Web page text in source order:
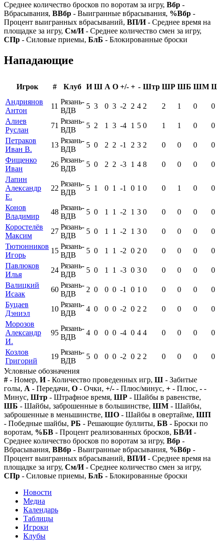
Среднее количество бросков по воротам за игру, Вбр -
Вбрасывания, ВВбр - Выигранные вбрасывания, %Вбр -
Процент выигранных вбрасываний, ВП/И- Среднее время на
площадке за игру, См/И- Среднее количество смен за игру,
СПр - Силовые приемы, БлБ - Блокированные броски
Нападающие
Игрок # Клуб И Ш А О +/- + - Штр ШР ШБ ШМ
Андриянов
Антон
11
Рязань-
ВДВ
5 3 0 3 -2 2 4 2 2 1 0
0
Алиев
Руслан
71
Рязань-
ВДВ
5 2 1 3 -4 1 5 0 1 1 0
0
Петраков
Иван В.
13
Рязань-
ВДВ
5 0 2 2 -1 2 3 2 0 0 0
0
Фищенко
Иван
26
Рязань-
ВДВ
5 0 2 2 -3 1 4 8 0 0 0
0
Лапин
Александр
Е.
22
Рязань-
ВДВ
5 1 0 1 -1 0 1 0 0 1 0 0
Конов
Владимир
48
Рязань-
ВДВ
5 0 1 1 -2 1 3 0 0 0 0
0
Коростелёв
Максим
27
Рязань-
ВДВ
5 0 1 1 -2 1 3 0 0 0 0
0
Тютюнников
Игорь
15
Рязань-
ВДВ
5 0 1 1 -2 0 2 0 0 0 0
0
Павлюков
Илья
24
Рязань-
ВДВ
5 0 1 1 -3 0 3 0 0 0 0
0
Валицкий
Исаак
60
Рязань-
ВДВ
2 0 0 0 -1 0 1 0 0 0 0
0
Буцаев
Дэниэл
10
Рязань-
ВДВ
4 0 0 0 -2 0 2 2 0 0 0
0
Морозов
Александр
И.
95
Рязань-
ВДВ
4 0 0 0 -4 0 4 4 0 0 0 0
Козлов
Григорий
19
Рязань-
ВДВ
5 0 0 0 -2 0 2 2 0 0 0
0
Условные обозначения
# - Номер, И- Количество проведенных игр, Ш - Забитые
голы, А - Передачи, О - Очки, +/- - Плюс/минус, + - Плюс, - -
Минус, Штр - Штрафное время, ШР - Шайбы в равенстве,
ШБ - Шайбы, заброшенные в большинстве, ШМ - Шайбы,
заброшенные в меньшинстве, ШО - Шайбы в овертайме, ШП
- Победные шайбы, РБ - Решающие буллиты, БВ - Броски по
воротам, %БВ - Процент реализованных бросков, БВ/И-
Среднее количество бросков по воротам за игру, Вбр -
Вбрасывания, ВВбр - Выигранные вбрасывания, %Вбр -
Процент выигранных вбрасываний, ВП/И- Среднее время на
площадке за игру, См/И- Среднее количество смен за игру,
СПр - Силовые приемы, БлБ - Блокированные броски
Новости
Медиа
Календарь
Таблицы
Игроки
Клубы